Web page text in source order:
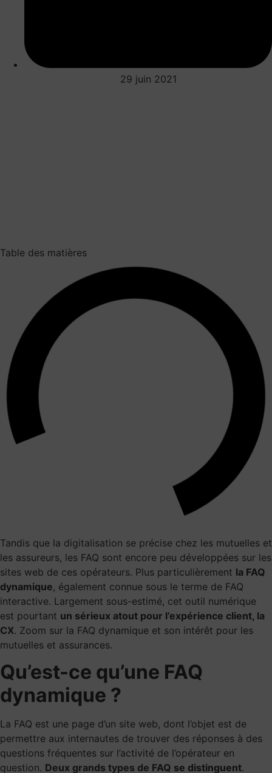
29 juin 2021
Table des matières
Tandis que la digitalisation se précise chez les mutuelles et
les assureurs, les FAQ sont encore peu développées sur les
sites web de ces opérateurs. Plus particulièrement la FAQ
dynamique, également connue sous le terme de FAQ
interactive. Largement sous-estimé, cet outil numérique
est pourtant un sérieux atout pour l’expérience client, la
CX. Zoom sur la FAQ dynamique et son intérêt pour les
mutuelles et assurances.
Qu’est-ce qu’une FAQ
dynamique ?
La FAQ est une page d’un site web, dont l’objet est de
permettre aux internautes de trouver des réponses à des
questions fréquentes sur l’activité de l’opérateur en
question. Deux grands types de FAQ se distinguent.